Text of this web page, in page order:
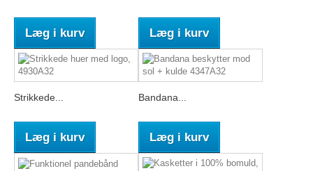
Læg i kurv Læg i kurv
Strikkede...
Læg i kurv
Bandana...
Læg i kurv